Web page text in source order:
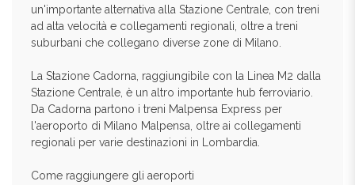
un'importante alternativa alla Stazione Centrale, con treni
ad alta velocità e collegamenti regionali, oltre a treni
suburbani che collegano diverse zone di Milano.
La Stazione Cadorna, raggiungibile con la Linea M2 dalla
Stazione Centrale, è un altro importante hub ferroviario.
Da Cadorna partono i treni Malpensa Express per
l'aeroporto di Milano Malpensa, oltre ai collegamenti
regionali per varie destinazioni in Lombardia.
Come raggiungere gli aeroporti